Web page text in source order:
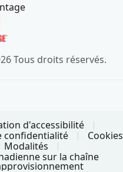
Tous droits réservés.
d'accessibilité
confidentialité
Cookies
Modalités
sur la chaîne